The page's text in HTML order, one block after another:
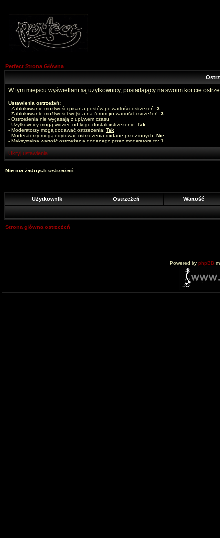
Perfect Strona Główna
W tym miejscu wyświetlani są użytkownicy, posiadający na swoim koncie
Ustawienia ostrzeżeń:
- Zablokowanie możliwości pisania postów po wartości ostrzeżeń: 3
- Zablokowanie możliwości wejścia na forum po wartości ostrzeżeń: 3
- Ostrzeżenia nie wygasają z upływem czasu
- Użytkownicy mogą widzieć od kogo dostali ostrzeżenie: Tak
- Moderatorzy mogą dodawać ostrzeżenia: Tak
- Moderatorzy mogą edytować ostrzeżenia dodane przez innych: Nie
- Maksymalna wartość ostrzeżenia dodanego przez moderatora to: 1
Ukryj ustawienia
Nie ma żadnych ostrzeżeń
Użytkownik Ostrzeżeń Wartość
Strona główna ostrzeżeń
Powered by phpBB